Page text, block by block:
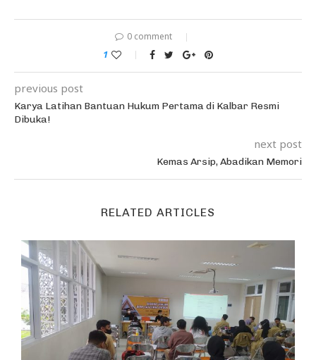
0 comment
1
previous post
Karya Latihan Bantuan Hukum Pertama di Kalbar Resmi
Dibuka!
next post
Kemas Arsip, Abadikan Memori
RELATED ARTICLES